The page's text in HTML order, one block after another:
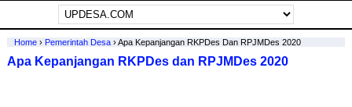
Home› Pemerintah Desa›Apa Kepanjangan RKPDes Dan RPJMDes 2020
Apa Kepanjangan RKPDes dan RPJMDes 2020